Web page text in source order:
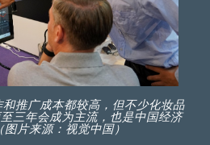
推广成本都较高，但不少化妆品
三年会成为主流，也是中国经济
片来源：视觉中国）